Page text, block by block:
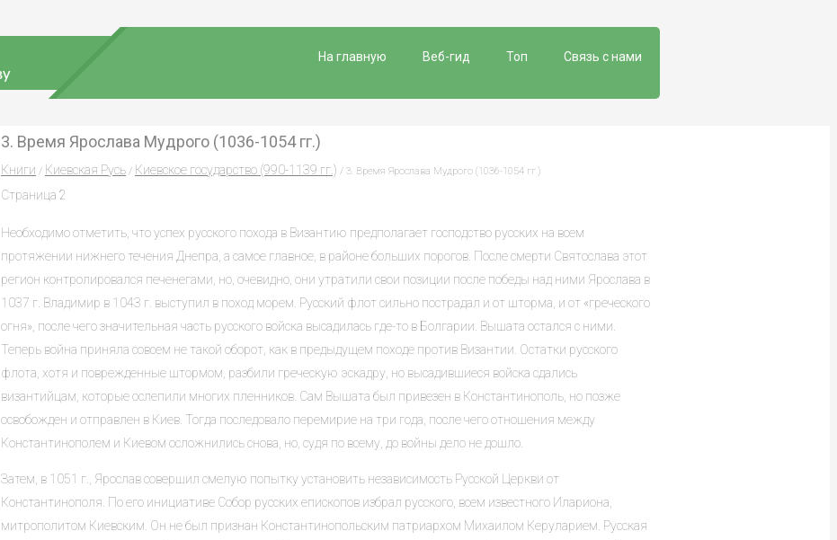
Связь с нами
Топ
Веб-гид
На главную
3. Время Ярослава Мудрого (1036-1054 гг.)
Книги / Киевская Русь / Киевское государство (990-1139 гг.) / 3. Время Ярослава Мудрого (1036-1054 гг.)
Страница 2
Необходимо отметить, что успех русского похода в Византию предполагает господство русских на всем
протяжении нижнего течения Днепра, а самое главное, в районе больших порогов. После смерти Святослава этот
регион контролировался печенегами, но, очевидно, они утратили свои позиции после победы над ними Ярослава в
1037 г. Владимир в 1043 г. выступил в поход морем. Русский флот сильно пострадал и от шторма, и от «греческого
огня», после чего значительная часть русского войска высадилась где-то в Болгарии. Вышата остался с ними.
Теперь война приняла совсем не такой оборот, как в предыдущем походе против Византии. Остатки русского
флота, хотя и поврежденные штормом, разбили греческую эскадру, но высадившиеся войска сдались
византийцам, которые ослепили многих пленников. Сам Вышата был привезен в Константинополь, но позже
освобожден и отправлен в Киев. Тогда последовало перемирие на три года, после чего отношения между
Константинополем и Киевом осложнились снова, но, судя по всему, до войны дело не дошло.
Затем, в 1051 г., Ярослав совершил смелую попытку установить независимость Русской Церкви от
Константинополя. По его инициативе Собор русских епископов избрал русского, всем известного Илариона,
митрополитом Киевским. Он не был признан Константинопольским патриархом Михаилом Керуларием. Русская